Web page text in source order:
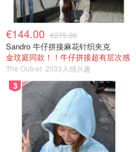
€144.00 €275.00
Sandro 牛仔拼接麻花针织夹克
金玟庭同款！！牛仔拼接超有层次感
The Outnet 2033人感兴趣
3